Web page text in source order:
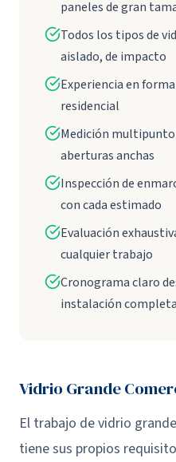
paneles de gran
Todos los tipos de
aislado, de impacto
Experiencia en
residencial
Medición multipunto
aberturas anchas
Inspección de
con cada estimado
Evaluación
cualquier trabajo
Cronograma claro
instalación
Vidrio Grande
El trabajo de vidrio
tiene sus propios